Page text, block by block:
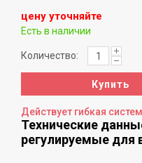
цену уточняйте
Есть в наличии
Количество:
Купить
Действует гибкая
Технические
регулируемые для